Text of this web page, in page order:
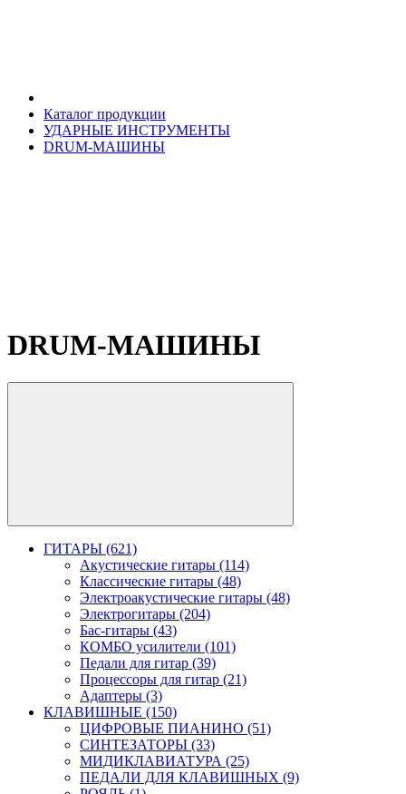
Каталог продукции
УДАРНЫЕ ИНСТРУМЕНТЫ
DRUM-МАШИНЫ
DRUM-МАШИНЫ
ГИТАРЫ (621)
Акустические гитары (114)
Классические гитары (48)
Электроакустические гитары (48)
Электрогитары (204)
Бас-гитары (43)
КОМБО усилители (101)
Педали для гитар (39)
Процессоры для гитар (21)
Адаптеры (3)
КЛАВИШНЫЕ (150)
ЦИФРОВЫЕ ПИАНИНО (51)
СИНТЕЗАТОРЫ (33)
МИДИКЛАВИАТУРА (25)
ПЕДАЛИ ДЛЯ КЛАВИШНЫХ (9)